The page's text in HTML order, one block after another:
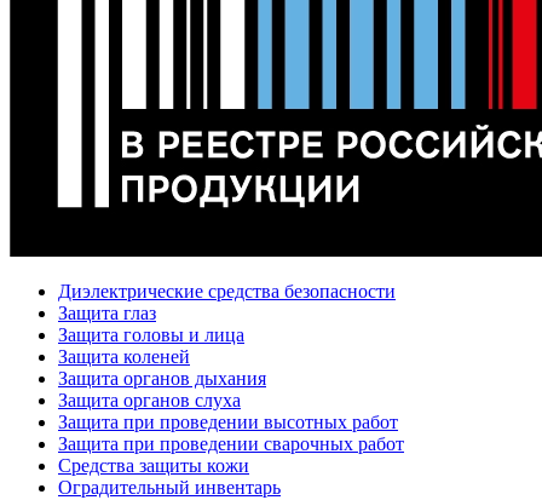
Диэлектрические средства безопасности
Защита глаз
Защита головы и лица
Защита коленей
Защита органов дыхания
Защита органов слуха
Защита при проведении высотных работ
Защита при проведении сварочных работ
Средства защиты кожи
Оградительный инвентарь